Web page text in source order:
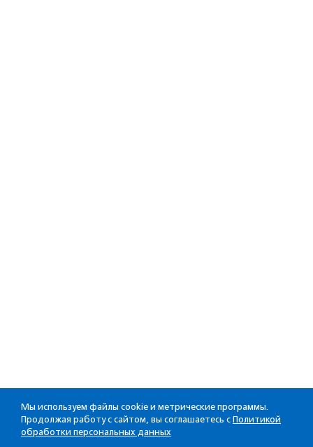
Мы используем файлы cookie и метрические программы.
Продолжая работу с сайтом, вы соглашаетесь с Политикой
обработки персональных данных